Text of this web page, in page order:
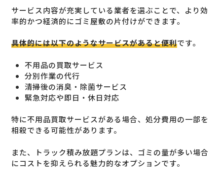
サービス内容が充実している業者を選ぶことで、より効
率的かつ経済的にゴミ屋敷の片付けができます。
具体的には以下のようなサービスがあると便利です。
不用品の買取サービス
分別作業の代行
清掃後の消臭・除菌サービス
緊急対応や即日・休日対応
特に不用品買取サービスがある場合、処分費用の一部を
相殺できる可能性があります。
また、トラック積み放題プランは、ゴミの量が多い場合
にコストを抑えられる魅力的なオプションです。